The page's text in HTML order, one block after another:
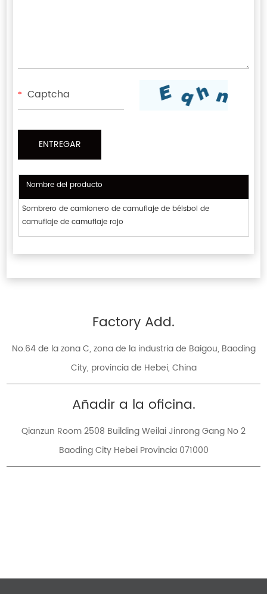
*
Nombre del producto
Sombrero de camionero de camuflaje de béisbol de
camuflaje de camuflaje rojo
Factory Add.
No.64 de la zona C, zona de la industria de Baigou, Baoding
City, provincia de Hebei, China
Añadir a la oficina.
Qianzun Room 2508 Building Weilai Jinrong Gang No 2
Baoding City Hebei Provincia 071000